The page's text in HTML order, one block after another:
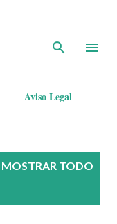
Aviso Legal
MOSTRAR TODO